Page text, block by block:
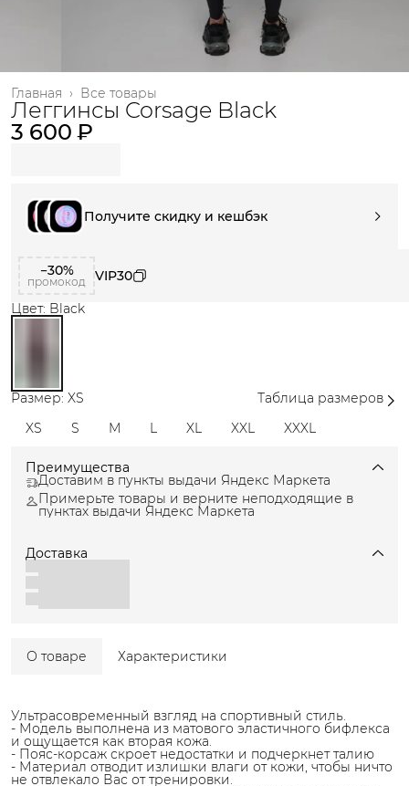
Все товары
Главная ›
Леггинсы Corsage Black
3 600 ₽
Получите скидку и кешбэк
−30%
промокод
VIP30
Цвет: Black
Размер: XS
Таблица размеров
XS
S M L XL XXL XXXL
Преимущества
Доставим в пункты выдачи Яндекс Маркета
Примерьте товары и верните неподходящие в
пунктах выдачи Яндекс Маркета
Доставка
О товаре Характеристики
Ультрасовременный взгляд на спортивный стиль.
- Модель выполнена из матового эластичного бифлекса
и ощущается как вторая кожа.
- Пояс-корсаж скроет недостатки и подчеркнет талию
- Материал отводит излишки влаги от кожи, чтобы ничто
не отвлекало Вас от тренировки.